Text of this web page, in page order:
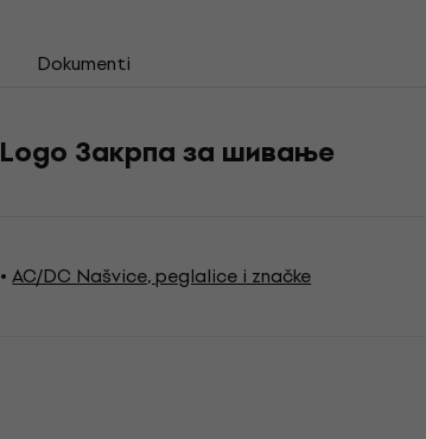
Dokumenti
Закрпа за шивање
AC/DC Našvice, peglalice i značke